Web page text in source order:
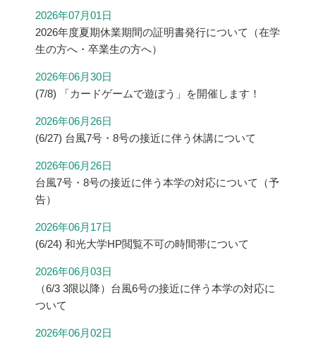
2026年07月01日
2026年度夏期休業期間の証明書発行について（在学
生の方へ・卒業生の方へ）
2026年06月30日
(7/8) 「カードゲームで遊ぼう」を開催します！
2026年06月26日
(6/27) 台風7号・8号の接近に伴う休講について
2026年06月26日
台風7号・8号の接近に伴う本学の対応について（予
告）
2026年06月17日
(6/24) 和光大学HP閲覧不可の時間帯について
2026年06月03日
（6/3 3限以降）台風6号の接近に伴う本学の対応に
ついて
2026年06月02日